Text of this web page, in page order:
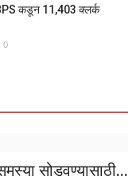
कडून 11,403 क्लर्क
0
सोडवण्यासाठी...